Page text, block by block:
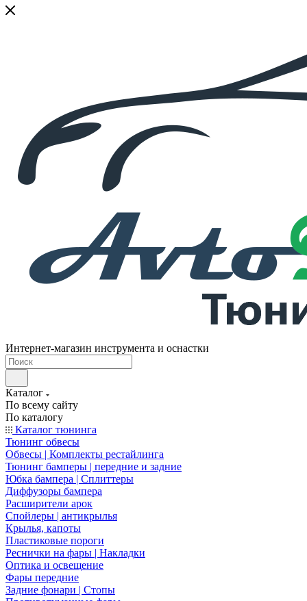
Интернет-магазин инструмента и оснастки
Каталог
По всему сайту
По каталогу
Каталог тюнинга
Тюнинг обвесы
Обвесы | Комплекты рестайлинга
Тюнинг бамперы | передние и задние
Юбка бампера | Сплиттеры
Диффузоры бампера
Расширители арок
Спойлеры | антикрылья
Крылья, капоты
Пластиковые пороги
Реснички на фары | Накладки
Оптика и освещение
Фары передние
Задние фонари | Стопы